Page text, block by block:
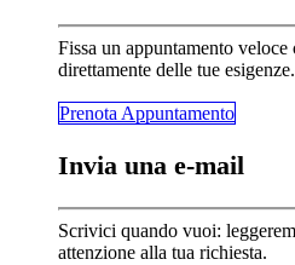
Fissa un appuntamento
direttamente delle tue esigenze.
Prenota Appunta​​​​mento
Invia una e-mail
Scrivici quando vuoi:
attenzione alla tua richiesta.